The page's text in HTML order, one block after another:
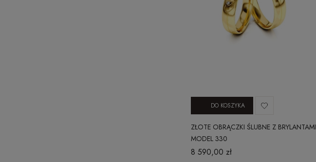
ZŁOTE OBRĄCZKI ŚLUBNE Z BRYLANTAMI
MODEL 330
8 590,00 zł
DO KOSZYKA